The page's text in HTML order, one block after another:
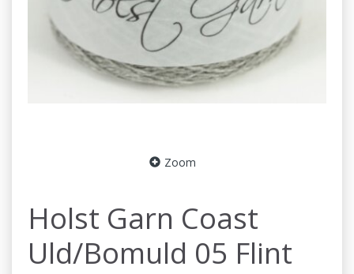
Zoom
Holst Garn Coast
Uld/Bomuld 05 Flint